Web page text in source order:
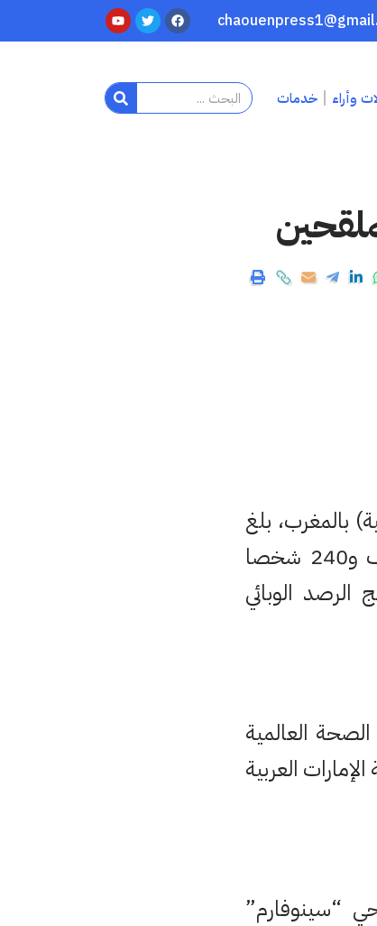
وأراء خدمات
بالمغرب، بلغ
8 ملايين و118 ألف و841 شخصا، فيما تلقى تسعة ملايين و375 ألف و240 شخصا
لنتائج الرصد الوبائي
العالمية
العربية
“سينوفارم”